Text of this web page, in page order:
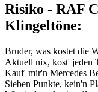
Risiko - RAF
Klingeltöne:
Bruder, was kostet die
Aktuell nix, kost' jeden
Kauf' mir'n Mercedes
Sieben Punkte, kein'n